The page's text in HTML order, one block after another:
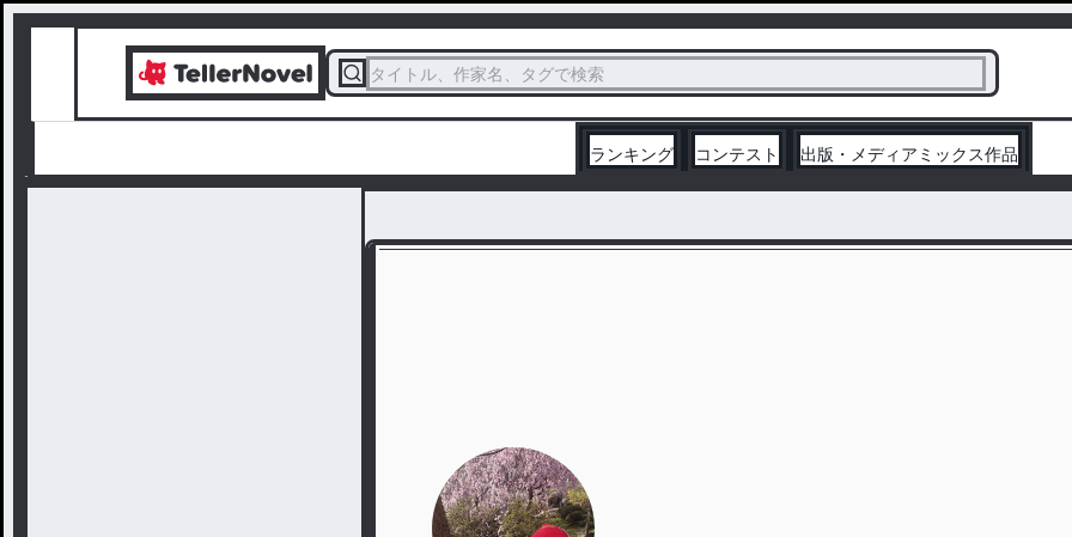
タイトル、作家名、タグで検索
ランキング コンテスト 出版・メディアミックス作品